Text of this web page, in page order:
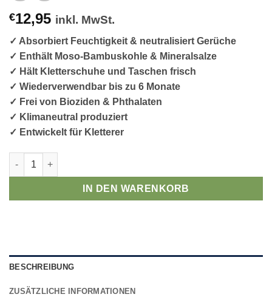
€12,95 inkl. MwSt.
✓ Absorbiert Feuchtigkeit & neutralisiert Gerüche
✓ Enthält Moso-Bambuskohle & Mineralsalze
✓ Hält Kletterschuhe und Taschen frisch
✓ Wiederverwendbar bis zu 6 Monate
✓ Frei von Bioziden & Phthalaten
✓ Klimaneutral produziert
✓ Entwickelt für Kletterer
KletterRetter Schuhdeo, blau (Paar) Menge
IN DEN WARENKORB
BESCHREIBUNG
ZUSÄTZLICHE INFORMATIONEN